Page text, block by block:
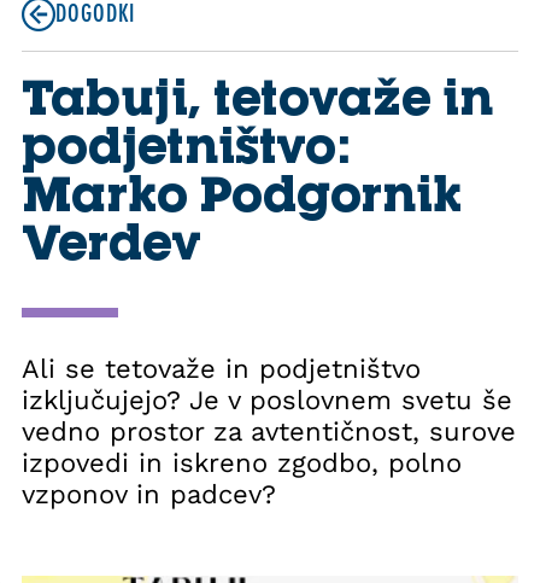
DOGODKI
Tabuji, tetovaže in
podjetništvo:
Marko Podgornik
Verdev
Ali se tetovaže in podjetništvo
izključujejo? Je v poslovnem svetu še
vedno prostor za avtentičnost, surove
izpovedi in iskreno zgodbo, polno
vzponov in padcev?